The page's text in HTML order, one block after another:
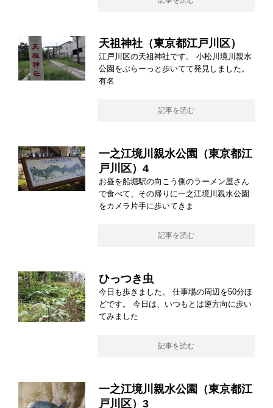
天祖神社（東京都江戸川区）
江戸川区の天祖神社です。 小松川境川親水
公園をぶらーっと歩いてて発見しました。
有名
記事を読む
一之江境川親水公園（東京都江
戸川区）4
お昼を船堀駅の向こう側のラーメン屋さん
で食べて、その帰りに一之江境川親水公園
をカメラ片手に歩いてきま
記事を読む
ひっつき虫
今日も歩きました。 仕事場の周辺を50分ほ
どです。 今日は、いつもとは逆方向に歩い
てみました
記事を読む
一之江境川親水公園（東京都江
戸川区）3